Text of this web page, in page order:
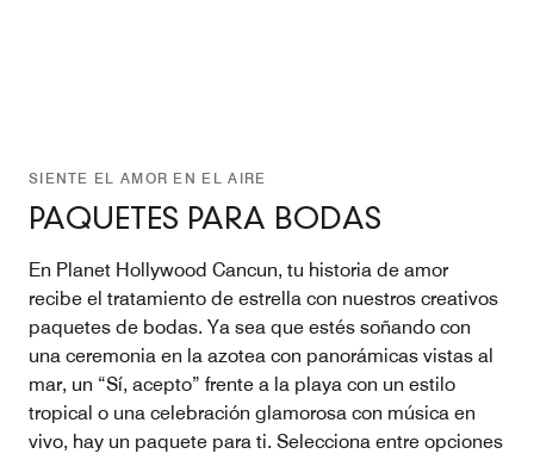
SIENTE EL AMOR EN EL AIRE
PAQUETES PARA BODAS
En Planet Hollywood Cancun, tu historia de amor
recibe el tratamiento de estrella con nuestros creativos
paquetes de bodas. Ya sea que estés soñando con
una ceremonia en la azotea con panorámicas vistas al
mar, un “Sí, acepto” frente a la playa con un estilo
tropical o una celebración glamorosa con música en
vivo, hay un paquete para ti. Selecciona entre opciones